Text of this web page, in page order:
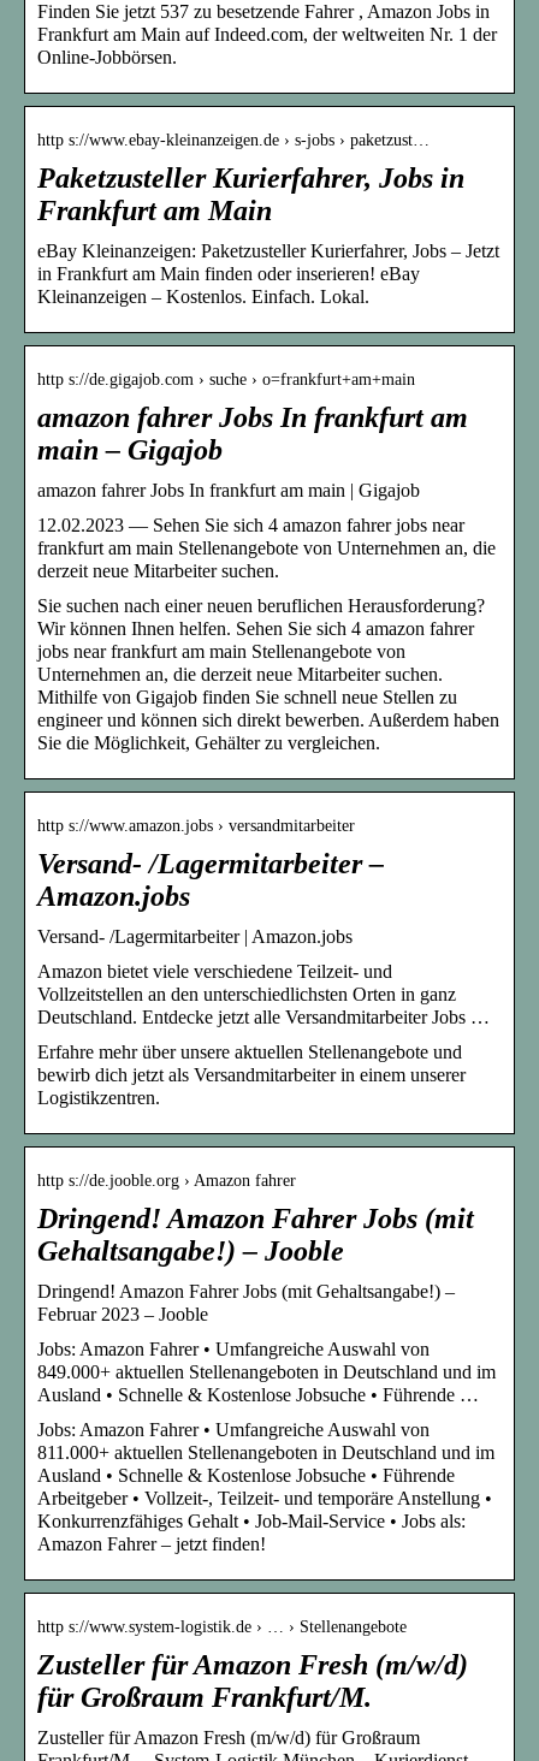
Finden Sie jetzt 537 zu besetzende Fahrer , Amazon Jobs in
Frankfurt am Main auf Indeed.com, der weltweiten Nr. 1 der
Online-Jobbörsen.
http s://www.ebay-kleinanzeigen.de › s-jobs › paketzust…
Paketzusteller Kurierfahrer, Jobs in
Frankfurt am Main
eBay Kleinanzeigen: Paketzusteller Kurierfahrer, Jobs – Jetzt
in Frankfurt am Main finden oder inserieren! eBay
Kleinanzeigen – Kostenlos. Einfach. Lokal.
http s://de.gigajob.com › suche › o=frankfurt+am+main
amazon fahrer Jobs In frankfurt am
main – Gigajob
amazon fahrer Jobs In frankfurt am main | Gigajob
12.02.2023 — Sehen Sie sich 4 amazon fahrer jobs near
frankfurt am main Stellenangebote von Unternehmen an, die
derzeit neue Mitarbeiter suchen.
Sie suchen nach einer neuen beruflichen Herausforderung?
Wir können Ihnen helfen. Sehen Sie sich 4 amazon fahrer
jobs near frankfurt am main Stellenangebote von
Unternehmen an, die derzeit neue Mitarbeiter suchen.
Mithilfe von Gigajob finden Sie schnell neue Stellen zu
engineer und können sich direkt bewerben. Außerdem haben
Sie die Möglichkeit, Gehälter zu vergleichen.
http s://www.amazon.jobs › versandmitarbeiter
Versand- /Lagermitarbeiter –
Amazon.jobs
Versand- /Lagermitarbeiter | Amazon.jobs
Amazon bietet viele verschiedene Teilzeit- und
Vollzeitstellen an den unterschiedlichsten Orten in ganz
Deutschland. Entdecke jetzt alle Versandmitarbeiter Jobs …
Erfahre mehr über unsere aktuellen Stellenangebote und
bewirb dich jetzt als Versandmitarbeiter in einem unserer
Logistikzentren.
http s://de.jooble.org › Amazon fahrer
Dringend! Amazon Fahrer Jobs (mit
Gehaltsangabe!) – Jooble
Dringend! Amazon Fahrer Jobs (mit Gehaltsangabe!) –
Februar 2023 – Jooble
Jobs: Amazon Fahrer • Umfangreiche Auswahl von
849.000+ aktuellen Stellenangeboten in Deutschland und im
Ausland • Schnelle & Kostenlose Jobsuche • Führende …
Jobs: Amazon Fahrer • Umfangreiche Auswahl von
811.000+ aktuellen Stellenangeboten in Deutschland und im
Ausland • Schnelle & Kostenlose Jobsuche • Führende
Arbeitgeber • Vollzeit-, Teilzeit- und temporäre Anstellung •
Konkurrenzfähiges Gehalt • Job-Mail-Service • Jobs als:
Amazon Fahrer – jetzt finden!
http s://www.system-logistik.de › … › Stellenangebote
Zusteller für Amazon Fresh (m/w/d)
für Großraum Frankfurt/M.
Zusteller für Amazon Fresh (m/w/d) für Großraum